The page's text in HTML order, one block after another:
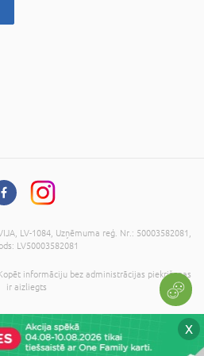
Uz grozu
X
LV-1084, Uzņēmuma reģ. Nr.: 50003582081,
LV50003582081
informāciju bez administrācijas piekrišanas
ir aizliegts